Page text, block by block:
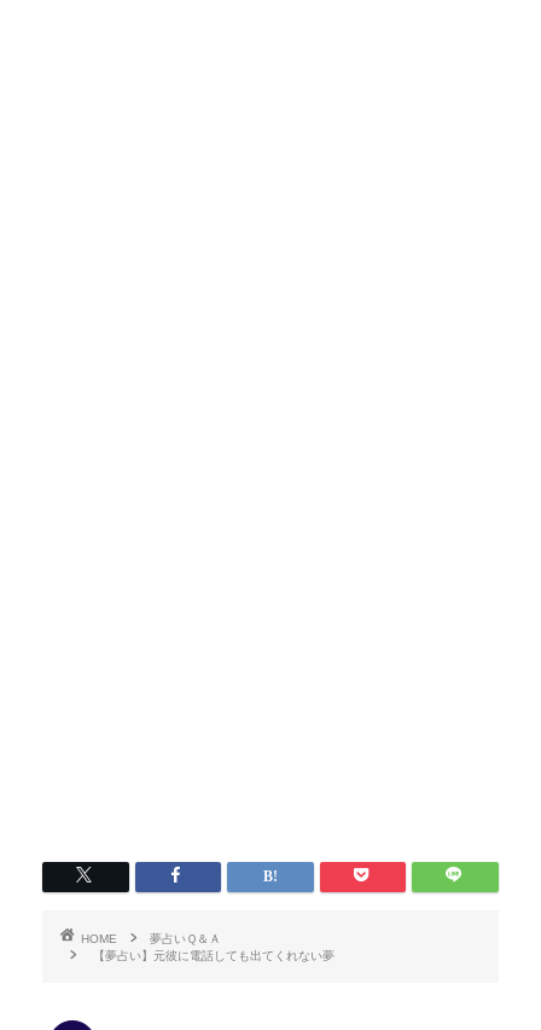
HOME
夢占いＱ＆Ａ
【夢占い】元彼に電話しても出てくれない夢